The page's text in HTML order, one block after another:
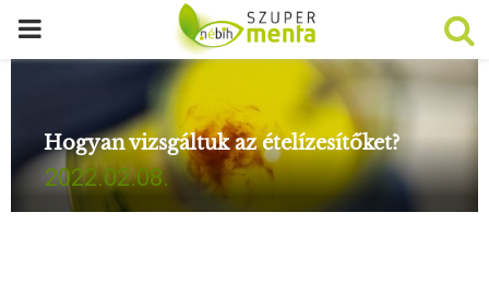
P
M
Hogyan vizsgáltuk az ételízesítőket?
2022.02.08.